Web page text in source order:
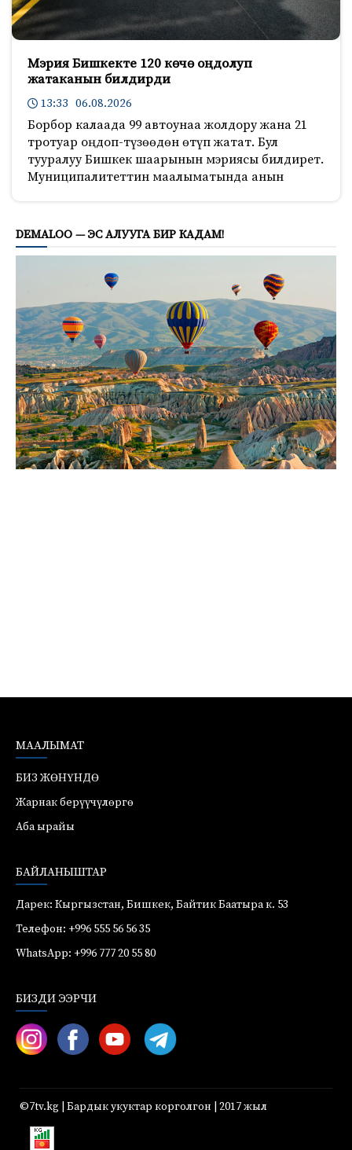
Мэрия Бишкекте 120 көчө оңдолуп
жатаканын билдирди
13:33 06.08.2026
Борбор калаада 99 автоунаа жолдору жана 21
тротуар оңдоп-түзөөдөн өтүп жатат. Бул
тууралуу Бишкек шаарынын мэриясы билдирет.
Муниципалитеттин маалыматында анын
DEMALOO — ЭС АЛУУГА БИР КАДАМ!
МААЛЫМАТ
БИЗ ЖӨНҮНДӨ
Жарнак берүүчүлөргө
Аба ырайы
БАЙЛАНЫШТАР
Дарек: Кыргызстан, Бишкек, Байтик Баатыра к. 53
Телефон: +996 555 56 56 35
WhatsApp: +996 777 20 55 80
БИЗДИ ЭЭРЧИ
©7tv.kg | Бардык укуктар корголгон | 2017 жыл